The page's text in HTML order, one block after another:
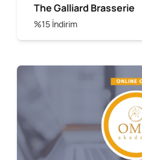
The Galliard Brasserie
%15 İndirim